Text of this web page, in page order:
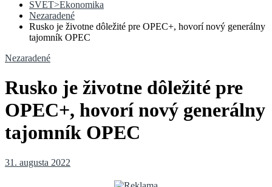
SVET>Ekonomika
Nezaradené
Rusko je životne dôležité pre OPEC+, hovorí nový generálny
tajomník OPEC
Nezaradené
Rusko je životne dôležité pre
OPEC+, hovorí nový generálny
tajomník OPEC
31. augusta 2022